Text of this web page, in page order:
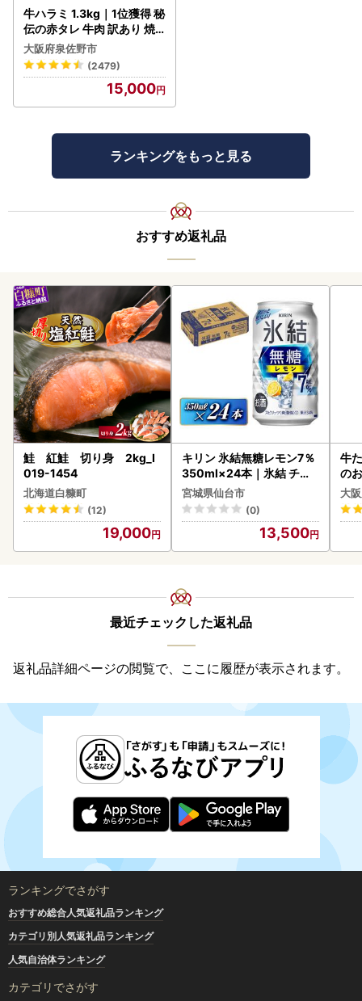
牛ハラミ 1.3kg｜1位獲得 秘
伝の赤タレ 牛肉 訳あり 焼
肉 BBQ
大阪府泉佐野市
(2479)
15,000
ランキングをもっと見る
おすすめ返礼品
鮭 紅鮭 切り身 2kg_I
019-1454
北海道白糠町
(12)
19,000
キリン 氷結無糖レモン7％
350ml×24本｜氷結 チュ
ーハイ 仙台市
宮城県仙台市
(0)
13,500
牛
の
大
最近チェックした返礼品
返礼品詳細ページの閲覧で、ここに履歴が表示されます。
ランキングでさがす
おすすめ総合人気返礼品ランキング
カテゴリ別人気返礼品ランキング
人気自治体ランキング
カテゴリでさがす